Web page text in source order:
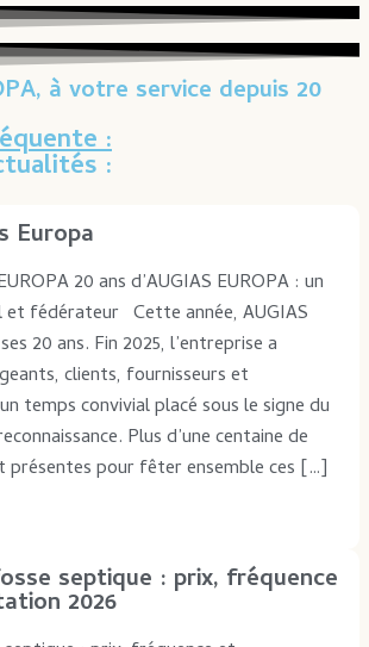
à votre service depuis 20
:
:
Europa
20 ans d’AUGIAS EUROPA : un
et fédérateur Cette année, AUGIAS
20 ans. Fin 2025, l’entreprise a
clients, fournisseurs et
temps convivial placé sous le signe du
Plus d’une centaine de
présentes pour fêter ensemble ces […]
septique : prix, fréquence
2026